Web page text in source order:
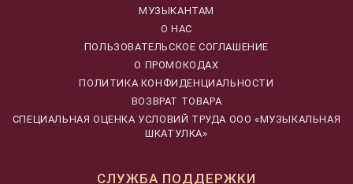
МУЗЫКАНТАМ
О НАС
ПОЛЬЗОВАТЕЛЬСКОЕ СОГЛАШЕНИЕ
О ПРОМОКОДАХ
ПОЛИТИКА КОНФИДЕНЦИАЛЬНОСТИ
ВОЗВРАТ ТОВАРА
CПЕЦИАЛЬНАЯ ОЦЕНКА УСЛОВИЙ ТРУДА ООО «МУЗЫКАЛЬНАЯ
ШКАТУЛКА»
СЛУЖБА ПОДДЕРЖКИ